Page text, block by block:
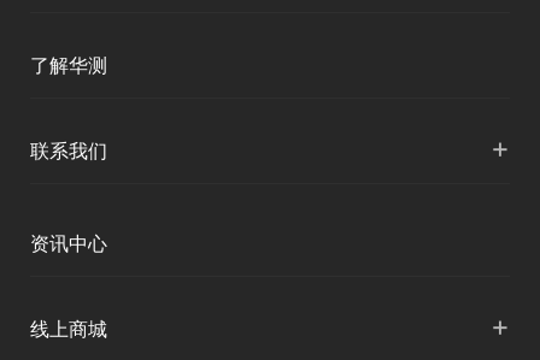
了解华测
投资者关系
联系我们 +
申请成为伙伴
资讯中心
线上商城 +